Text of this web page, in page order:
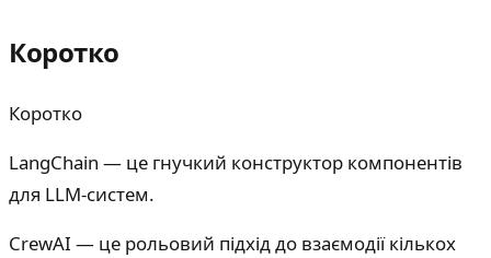
Коротко
Коротко
LangChain — це гнучкий конструктор компонентів
для LLM-систем.
CrewAI — це рольовий підхід до взаємодії кількох